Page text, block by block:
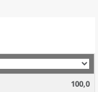
100,0